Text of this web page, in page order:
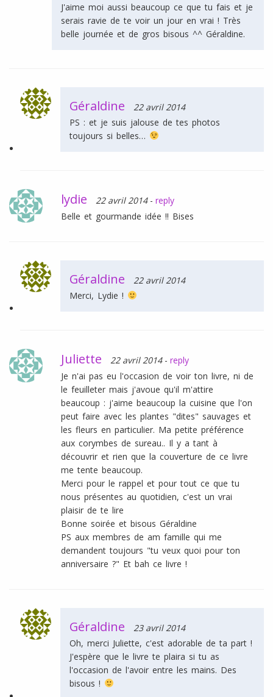
J'aime moi aussi beaucoup ce que tu fais et je
serais ravie de te voir un jour en vrai ! Très
belle journée et de gros bisous ^^ Géraldine.
Géraldine
22 avril 2014
PS : et je suis jalouse de tes photos
toujours si belles…
lydie 22 avril 2014 - reply
Belle et gourmande idée !! Bises
Géraldine
22 avril 2014
Merci, Lydie !
Juliette 22 avril 2014 - reply
Je n'ai pas eu l'occasion de voir ton livre, ni de
le feuilleter mais j'avoue qu'il m'attire
beaucoup : j'aime beaucoup la cuisine que l'on
peut faire avec les plantes "dites" sauvages et
les fleurs en particulier. Ma petite préférence
aux corymbes de sureau.. Il y a tant à
découvrir et rien que la couverture de ce livre
me tente beaucoup.
Merci pour le rappel et pour tout ce que tu
nous présentes au quotidien, c'est un vrai
plaisir de te lire
Bonne soirée et bisous Géraldine
PS aux membres de am famille qui me
demandent toujours "tu veux quoi pour ton
anniversaire ?" Et bah ce livre !
Géraldine
23 avril 2014
Oh, merci Juliette, c'est adorable de ta part !
J'espère que le livre te plaira si tu as
l'occasion de l'avoir entre les mains. Des
bisous !